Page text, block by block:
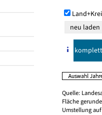
komplett
Quelle:
Fläche
Umstellung